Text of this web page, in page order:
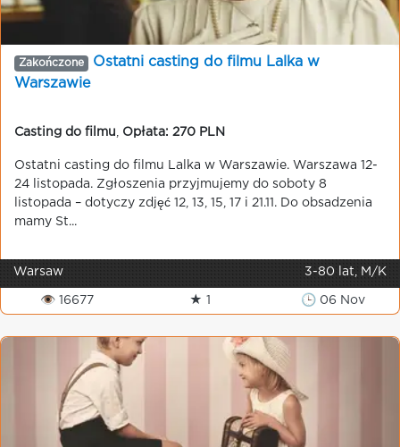
Zakończone
Ostatni casting do filmu Lalka w
Warszawie
Casting do filmu Opłata: 270 PLN
Ostatni casting do filmu Lalka w Warszawie. Warszawa 12-
24 listopada. Zgłoszenia przyjmujemy do soboty 8
listopada – dotyczy zdjęć 12, 13, 15, 17 i 21.11. Do obsadzenia
mamy St...
Warsaw 3-80 lat, M/K
👁 16677 ★ 1 🕒 06 Nov